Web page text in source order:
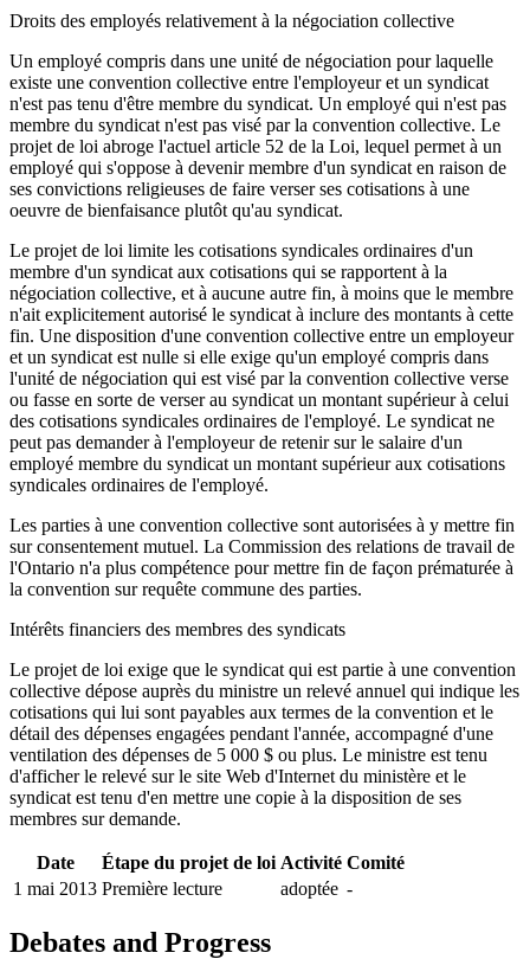
Droits des employés relativement à la négociation collective
Un employé compris dans une unité de négociation pour laquelle
existe une convention collective entre l'employeur et un syndicat
n'est pas tenu d'être membre du syndicat. Un employé qui n'est pas
membre du syndicat n'est pas visé par la convention collective. Le
projet de loi abroge l'actuel article 52 de la Loi, lequel permet à un
employé qui s'oppose à devenir membre d'un syndicat en raison de
ses convictions religieuses de faire verser ses cotisations à une
oeuvre de bienfaisance plutôt qu'au syndicat.
Le projet de loi limite les cotisations syndicales ordinaires d'un
membre d'un syndicat aux cotisations qui se rapportent à la
négociation collective, et à aucune autre fin, à moins que le membre
n'ait explicitement autorisé le syndicat à inclure des montants à cette
fin. Une disposition d'une convention collective entre un employeur
et un syndicat est nulle si elle exige qu'un employé compris dans
l'unité de négociation qui est visé par la convention collective verse
ou fasse en sorte de verser au syndicat un montant supérieur à celui
des cotisations syndicales ordinaires de l'employé. Le syndicat ne
peut pas demander à l'employeur de retenir sur le salaire d'un
employé membre du syndicat un montant supérieur aux cotisations
syndicales ordinaires de l'employé.
Les parties à une convention collective sont autorisées à y mettre fin
sur consentement mutuel. La Commission des relations de travail de
l'Ontario n'a plus compétence pour mettre fin de façon prématurée à
la convention sur requête commune des parties.
Intérêts financiers des membres des syndicats
Le projet de loi exige que le syndicat qui est partie à une convention
collective dépose auprès du ministre un relevé annuel qui indique les
cotisations qui lui sont payables aux termes de la convention et le
détail des dépenses engagées pendant l'année, accompagné d'une
ventilation des dépenses de 5 000 $ ou plus. Le ministre est tenu
d'afficher le relevé sur le site Web d'Internet du ministère et le
syndicat est tenu d'en mettre une copie à la disposition de ses
membres sur demande.
Date Étape du projet de loi Activité Comité
1 mai 2013 Première lecture adoptée -
Debates and Progress